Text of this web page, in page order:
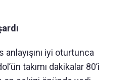
anlayışını iyi oturtunca
takımı dakikalar 80’i